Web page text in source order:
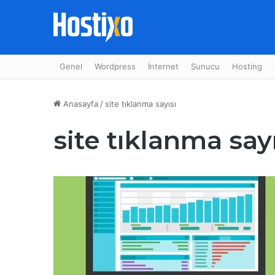
Genel Wordpress İnternet Sunucu Hosting
Anasayfa / site tıklanma sayısı
site tıklanma